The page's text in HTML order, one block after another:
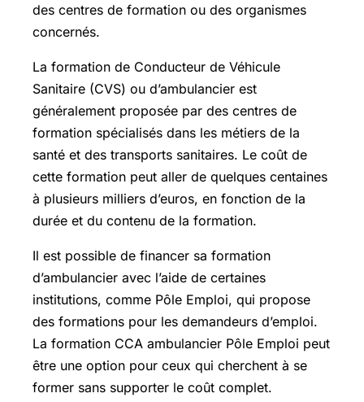
des centres de formation ou des organismes
concernés.
La formation de Conducteur de Véhicule
Sanitaire (CVS) ou d’ambulancier est
généralement proposée par des centres de
formation spécialisés dans les métiers de la
santé et des transports sanitaires. Le coût de
cette formation peut aller de quelques centaines
à plusieurs milliers d’euros, en fonction de la
durée et du contenu de la formation.
Il est possible de financer sa formation
d’ambulancier avec l’aide de certaines
institutions, comme Pôle Emploi, qui propose
des formations pour les demandeurs d’emploi.
La formation CCA ambulancier Pôle Emploi peut
être une option pour ceux qui cherchent à se
former sans supporter le coût complet.